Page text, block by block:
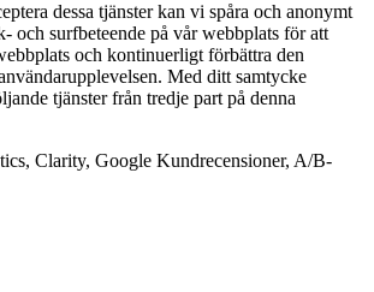
dessa tjänster kan vi spåra och anonymt
och surfbeteende på vår webbplats för att
och kontinuerligt förbättra den
Med ditt samtycke
tjänster från tredje part på denna
Clarity, Google Kundrecensioner, A/B-